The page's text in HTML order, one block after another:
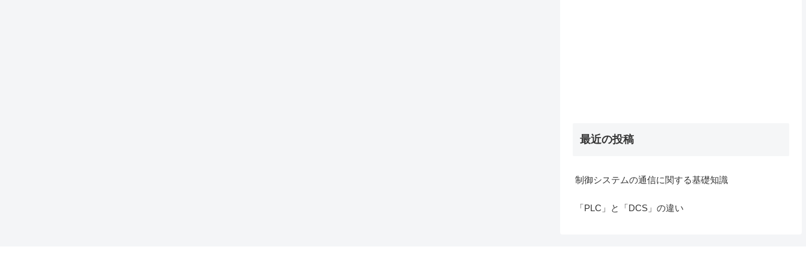
最近の投稿
制御システムの通信に関する基礎知識
「PLC」と「DCS」の違い